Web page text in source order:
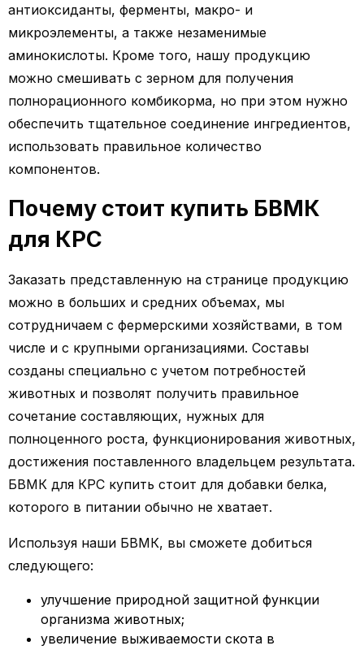
антиоксиданты, ферменты, макро- и
микроэлементы, а также незаменимые
аминокислоты. Кроме того, нашу продукцию
можно смешивать с зерном для получения
полнорационного комбикорма, но при этом нужно
обеспечить тщательное соединение ингредиентов,
использовать правильное количество
компонентов.
Почему стоит купить БВМК
для КРС
Заказать представленную на странице продукцию
можно в больших и средних объемах, мы
сотрудничаем с фермерскими хозяйствами, в том
числе и с крупными организациями. Составы
созданы специально с учетом потребностей
животных и позволят получить правильное
сочетание составляющих, нужных для
полноценного роста, функционирования животных,
достижения поставленного владельцем результата.
БВМК для КРС купить стоит для добавки белка,
которого в питании обычно не хватает.
Используя наши БВМК, вы сможете добиться
следующего:
улучшение природной защитной функции
организма животных;
увеличение выживаемости скота в